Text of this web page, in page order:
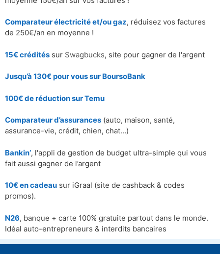
Comparateur électricité et/ou gaz, réduisez vos factures
de 250€/an en moyenne !
15€ crédités sur Swagbucks, site pour gagner de l'argent
Jusqu’à 130€ pour vous sur BoursoBank
100€ de réduction surTemu
Comparateur d’assurances (auto, maison, santé,
assurance-vie, crédit, chien, chat…)
Bankin’, l'appli de gestion de budget ultra-simple qui vous
fait aussi gagner de l’argent
10€ en cadeau sur iGraal (site de cashback & codes
promos).
N26, banque + carte 100% gratuite partout dans le monde.
Idéal auto-entrepreneurs & interdits bancaires